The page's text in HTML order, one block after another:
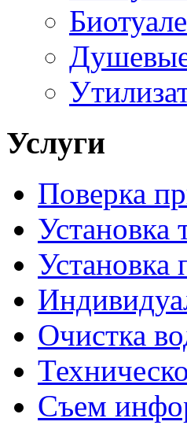
Услуги
Поверка
Установка
Установка
Очистка
Съем